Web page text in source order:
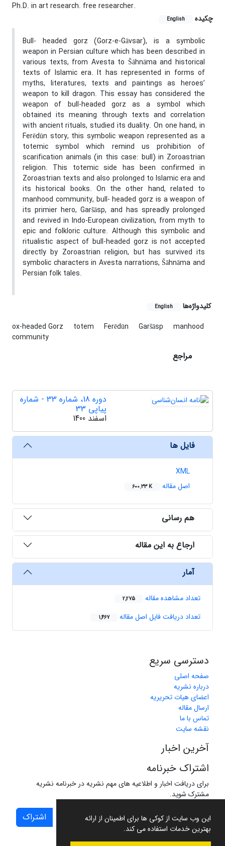
این وب سایت از کوکی ها برای اطمینان از ارائه
بهترین خدمات استفاده می کند.
Ph.D. in art research. free researcher.
چکیده
English
Bull- headed gorz (Gorz-e-Gāvsar), is a symbolic
weapon in Persian culture which has been described in
various texts, from Avesta to Šāhnāma and historical
texts of Islamic era. It has represented in forms of
myths, literatures, texts and paintings as heroes’
weapon to kill dragon. This essay has considered the
weapon of bull-headed gorz as a symbol which
obtained its meaning through texts and correlation
with ancient rituals, studied its duality. On one hand, in
Ferēdūn story, this symbolic weapon represented as a
totemic symbol which remind us prohibition of
scarification animals (in this case: bull) in Zoroastrian
religion. This totemic side has been confirmed in
Zoroastrian texts and also prolonged to Islamic era and
its historical books. On the other hand, related to
manhood community, bull- headed gorz is a weapon of
its primier hero, Garšāsp, and has spreadly prolonged
and revived in Indo-European civilization, from myth to
epic and folkloric culture. Although this symbolic and
ritualistic aspect of bull-headed gorz is not accepted
directly by Zoroastrian religion, but has survived its
symbolic characters in Avesta narrations, Šāhnāma and
Persian folk tales.
کلیدواژه‌ها English
ox-headed Gorz totem Ferēdūn Garšāsp
manhood
community
مراجع
دوره 18، شماره 33 - شماره
پیاپی 33
اسفند 1400
فایل ها
XML
اصل مقاله
600.33 K
هم رسانی
ارجاع به این مقاله
آمار
تعداد مشاهده مقاله 2,275
تعداد دریافت فایل اصل مقاله 1,467
دسترسی سریع
صفحه اصلی
درباره نشریه
اعضای هیات تحریریه
ارسال مقاله
تماس با ما
نقشه سایت
آخرین اخبار
اشتراک خبرنامه
برای دریافت اخبار و اطلاعیه های مهم نشریه در خبرنامه نشریه
مشترک شوید.
اشتراک